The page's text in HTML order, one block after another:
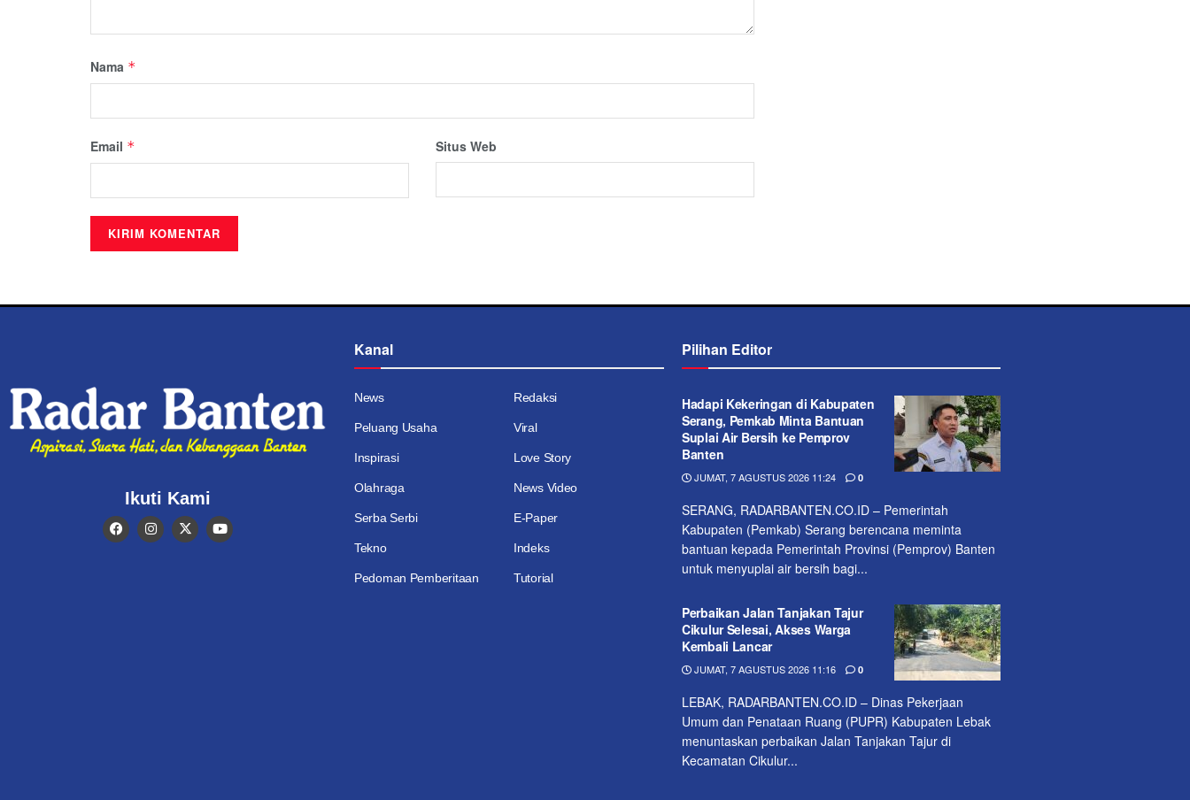
Nama *
Email * Situs Web
Ikuti Kami
Kanal
News Redaksi
Peluang Usaha Viral
Inspirasi Love Story
Olahraga News Video
Serba Serbi E-Paper
Tekno
Pedoman Pemberitaan
Indeks
Tutorial
Pilihan Editor
Hadapi Kekeringan di Kabupaten
Serang, Pemkab Minta Bantuan
Suplai Air Bersih ke Pemprov
Banten
JUMAT, 7 AGUSTUS 2026 11:24 0
SERANG, RADARBANTEN.CO.ID – Pemerintah
Kabupaten (Pemkab) Serang berencana meminta
bantuan kepada Pemerintah Provinsi (Pemprov) Banten
untuk menyuplai air bersih bagi...
Perbaikan Jalan Tanjakan Tajur
Cikulur Selesai, Akses Warga
Kembali Lancar
JUMAT, 7 AGUSTUS 2026 11:16 0
LEBAK, RADARBANTEN.CO.ID – Dinas Pekerjaan
Umum dan Penataan Ruang (PUPR) Kabupaten Lebak
menuntaskan perbaikan Jalan Tanjakan Tajur di
Kecamatan Cikulur...